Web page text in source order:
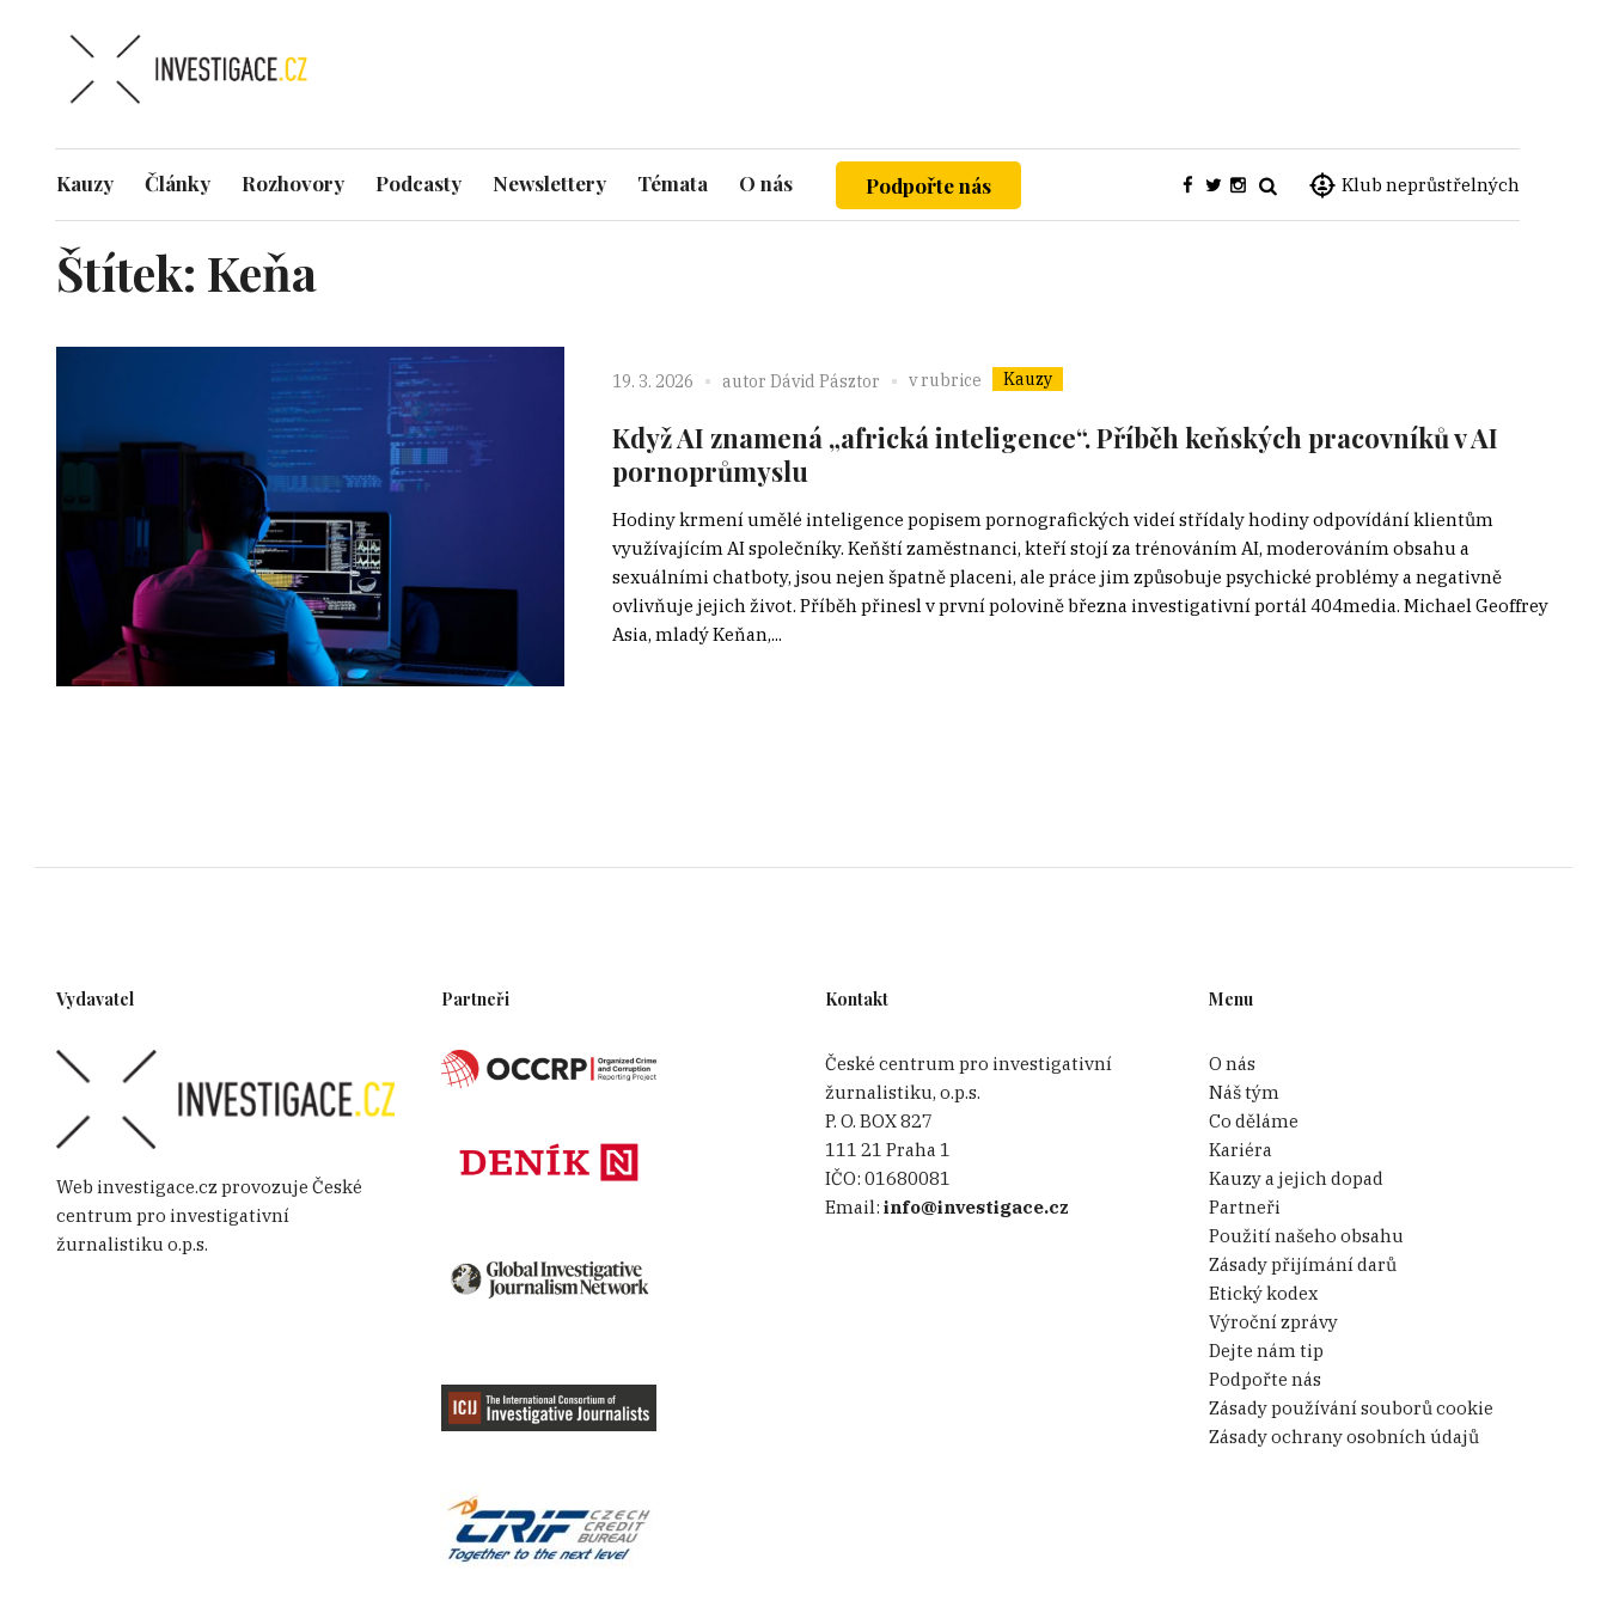
Klub neprůstřelných
Kauzy Články Rozhovory Podcasty Newslettery Témata O nás Podpořte nás
Štítek: Keňa
19. 3. 2026 autor Dávid Pásztor v rubrice Kauzy
Když AI znamená „africká inteligence“. Příběh keňských pracovníků v AI
pornoprůmyslu
Hodiny krmení umělé inteligence popisem pornografických videí střídaly hodiny odpovídání klientům
využívajícím AI společníky. Keňští zaměstnanci, kteří stojí za trénováním AI, moderováním obsahu a
sexuálními chatboty, jsou nejen špatně placeni, ale práce jim způsobuje psychické problémy a negativně
ovlivňuje jejich život. Příběh přinesl v první polovině března investigativní portál 404media. Michael Geoffrey
Asia, mladý Keňan,...
Vydavatel
Web investigace.cz provozuje České
centrum pro investigativní
žurnalistiku o.p.s.
Partneři Kontakt
České centrum pro investigativní
žurnalistiku, o.p.s.
P. O. BOX 827
111 21 Praha 1
IČO: 01680081
Email: info@investigace.cz
Menu
O nás
Náš tým
Co děláme
Kariéra
Kauzy a jejich dopad
Partneři
Použití našeho obsahu
Zásady přijímání darů
Etický kodex
Výroční zprávy
Dejte nám tip
Podpořte nás
Zásady používání souborů cookie
Zásady ochrany osobních údajů